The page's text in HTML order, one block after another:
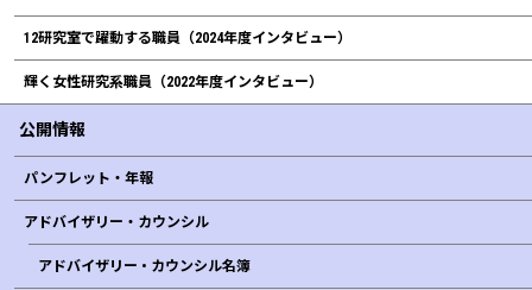
12研究室で躍動する職員（2024年度インタビュー）
輝く女性研究系職員（2022年度インタビュー）
公開情報
パンフレット・年報
アドバイザリー・カウンシル
アドバイザリー • カウンシル名簿